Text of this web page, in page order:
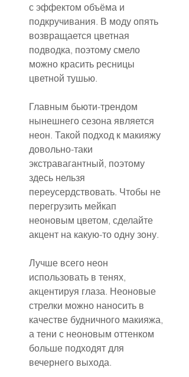
с эффектом объёма и
подкручивания. В моду опять
возвращается цветная
подводка, поэтому смело
можно красить ресницы
цветной тушью.
Главным бьюти-трендом
нынешнего сезона является
неон. Такой подход к макияжу
довольно-таки
экстравагантный, поэтому
здесь нельзя
переусердствовать. Чтобы не
перегрузить мейкап
неоновым цветом, сделайте
акцент на какую-то одну зону.
Лучше всего неон
использовать в тенях,
акцентируя глаза. Неоновые
стрелки можно наносить в
качестве будничного макияжа,
а тени с неоновым оттенком
больше подходят для
вечернего выхода.